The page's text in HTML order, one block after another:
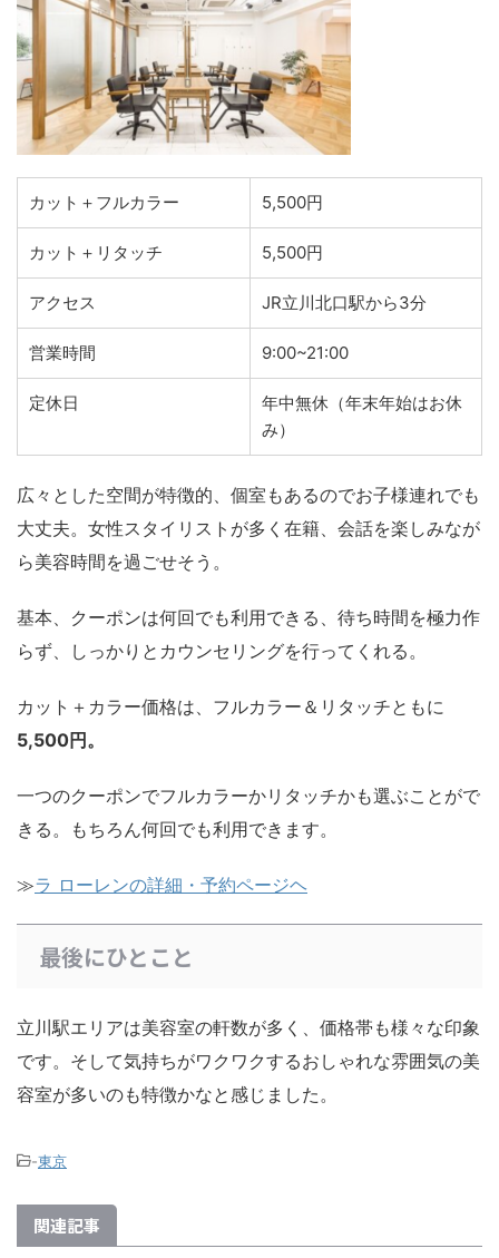
カット＋フルカラー 5,500円
カット＋リタッチ 5,500円
アクセス JR立川北口駅から3分
営業時間 9:00~21:00
定休日
年中無休（年末年始はお休
み）
広々とした空間が特徴的、個室もあるのでお子様連れでも
大丈夫。女性スタイリストが多く在籍、会話を楽しみなが
ら美容時間を過ごせそう。
基本、クーポンは何回でも利用できる、待ち時間を極力作
らず、しっかりとカウンセリングを行ってくれる。
カット＋カラー価格は、フルカラー＆リタッチともに
5,500円。
一つのクーポンでフルカラーかリタッチかも選ぶことがで
きる。もちろん何回でも利用できます。
≫ラ ローレンの詳細・予約ページヘ
最後にひとこと
立川駅エリアは美容室の軒数が多く、価格帯も様々な印象
です。そして気持ちがワクワクするおしゃれな雰囲気の美
容室が多いのも特徴かなと感じました。
-東京
関連記事